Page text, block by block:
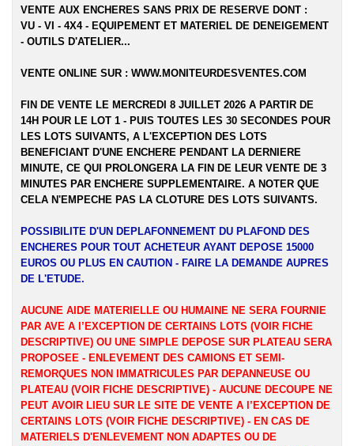
VENTE AUX ENCHERES SANS PRIX DE RESERVE DONT :
VU - VI - 4X4 - EQUIPEMENT ET MATERIEL DE DENEIGEMENT
- OUTILS D'ATELIER...
VENTE ONLINE SUR : WWW.MONITEURDESVENTES.COM
FIN DE VENTE LE MERCREDI 8 JUILLET 2026 A PARTIR DE
14H POUR LE LOT 1 - PUIS TOUTES LES 30 SECONDES POUR
LES LOTS SUIVANTS, A L'EXCEPTION DES LOTS
BENEFICIANT D'UNE ENCHERE PENDANT LA DERNIERE
MINUTE, CE QUI PROLONGERA LA FIN DE LEUR VENTE DE 3
MINUTES PAR ENCHERE SUPPLEMENTAIRE. A NOTER QUE
CELA N'EMPECHE PAS LA CLOTURE DES LOTS SUIVANTS.
POSSIBILITE D'UN DEPLAFONNEMENT DU PLAFOND DES
ENCHERES POUR TOUT ACHETEUR AYANT DEPOSE 15000
EUROS OU PLUS EN CAUTION - FAIRE LA DEMANDE AUPRES
DE L'ETUDE.
AUCUNE AIDE MATERIELLE OU HUMAINE NE SERA FOURNIE
PAR AVE A l’EXCEPTION DE CERTAINS LOTS (VOIR FICHE
DESCRIPTIVE) OU UNE SIMPLE DEPOSE SUR PLATEAU SERA
PROPOSEE - ENLEVEMENT DES CAMIONS ET SEMI-
REMORQUES NON IMMATRICULES PAR DEPANNEUSE OU
PLATEAU (VOIR FICHE DESCRIPTIVE) - AUCUNE DECOUPE NE
PEUT AVOIR LIEU SUR LE SITE DE VENTE A l’EXCEPTION DE
CERTAINS LOTS (VOIR FICHE DESCRIPTIVE) - EN CAS DE
MATERIELS D'ENLEVEMENT NON ADAPTES OU DE